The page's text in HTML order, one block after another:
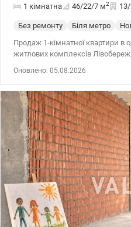
1 кімнатна 46/22/7 м2
Без ремонту Біля метро
Продаж 1-кімнатної квартири в
житлових комплексів
чудовим варіантом для тих, хто
без переплати за чужий
максимально ефективно
Переваги: Будинок введений в
в житловий кооператив
житловий комплекс із
метро «Осокорки» та «Позняки».
супермаркети, торгові центри,
спортивні клуби та мальовничі
автопарковка на 1500
як для власного проживання,
потенціалом зростання
Оновлено: 05.08.2026